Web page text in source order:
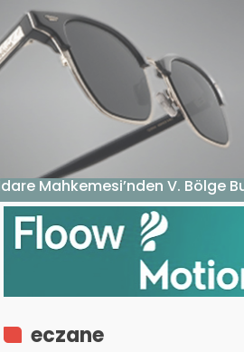
EKONOMI
2026 - 18:17
Mahkemesi’nden V. Bölge
eczane